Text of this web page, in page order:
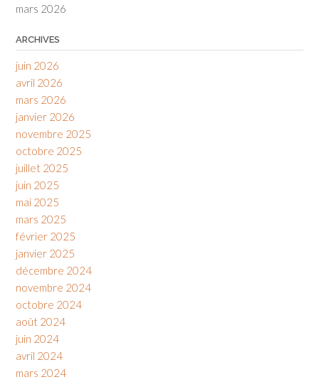
mars 2026
ARCHIVES
juin 2026
avril 2026
mars 2026
janvier 2026
novembre 2025
octobre 2025
juillet 2025
juin 2025
mai 2025
mars 2025
février 2025
janvier 2025
décembre 2024
novembre 2024
octobre 2024
août 2024
juin 2024
avril 2024
mars 2024